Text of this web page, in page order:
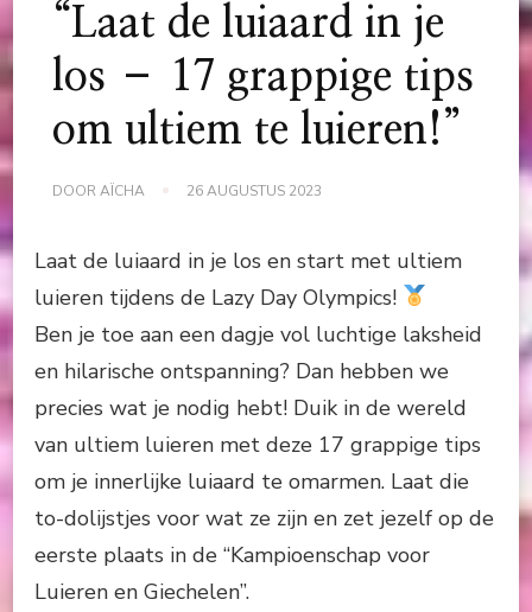
“Laat de luiaard in je
los – 17 grappige tips
om ultiem te luieren!”
DOORAÏCHA 26 AUGUSTUS 2023
Laat de luiaard in je los en start met ultiem
luieren tijdens de Lazy Day Olympics!
Ben je toe aan een dagje vol luchtige laksheid
en hilarische ontspanning? Dan hebben we
precies wat je nodig hebt! Duik in de wereld
van ultiem luieren met deze 17 grappige tips
om je innerlijke luiaard te omarmen. Laat die
to-dolijstjes voor wat ze zijn en zet jezelf op de
eerste plaats in de “Kampioenschap voor
Luieren en Giechelen”.